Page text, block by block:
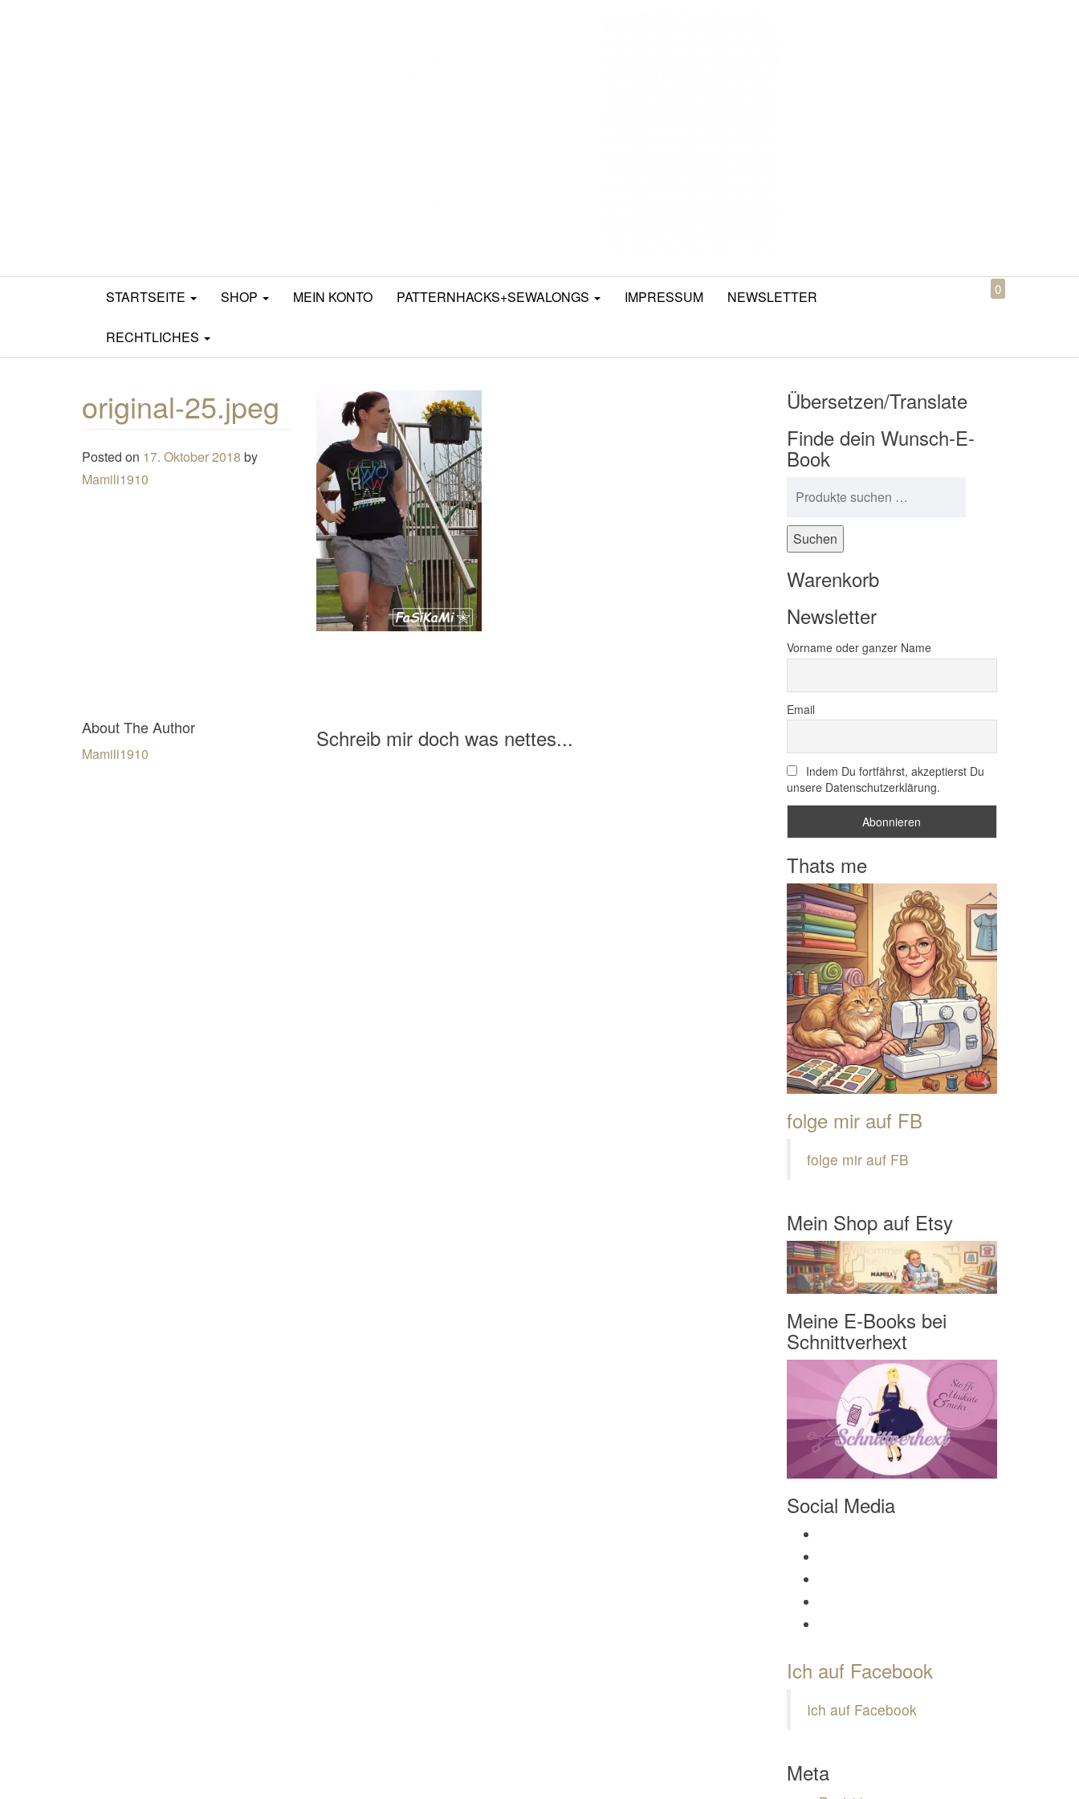
Mamili1910
STARTSEITE SHOP MEIN KONTO PATTERNHACKS+SEWALONGS IMPRESSUM NEWSLETTER
RECHTLICHES
0
original-25.jpeg
Posted on 17. Oktober 2018 by
Mamili1910
About The Author
Mamili1910
Schreib mir doch was nettes...
Übersetzen/Translate
Finde dein Wunsch-E-
Book
Suchen
Warenkorb
Newsletter
Vorname oder ganzer Name
Email
Indem Du fortfährst, akzeptierst Du
unsere Datenschutzerklärung.
Thats me
folge mir auf FB
folge mir auf FB
Mein Shop auf Etsy
Meine E-Books bei
Schnittverhext
Social Media
Ich auf Facebook
Ich auf Facebook
Meta